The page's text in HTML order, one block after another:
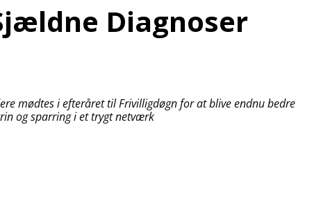
Diagnoser
mødtes i efteråret til Frivilligdøgn for at blive endnu bedre
og sparring i et trygt netværk